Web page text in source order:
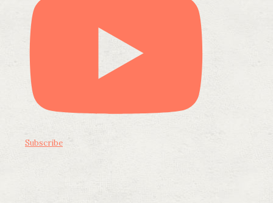
Subscribe